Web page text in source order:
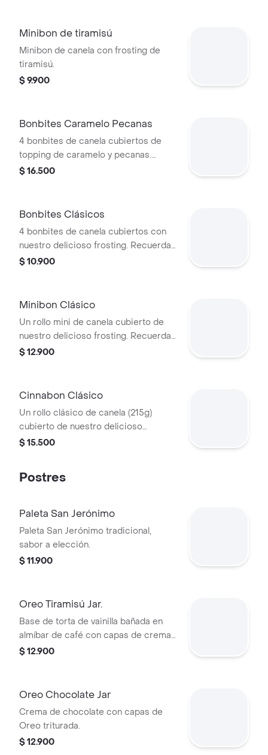
Minibon de tiramisú
Minibon de canela con frosting de
tiramisú.
$ 9.900
Bonbites Caramelo Pecanas
4 bonbites de canela cubiertos de
topping de caramelo y pecanas.
Recuerda calentarlos 10s en el
$ 16.500
Bonbites Clásicos
4 bonbites de canela cubiertos con
nuestro delicioso frosting. Recuerda
calentarlos 10s en el microondas.
$ 10.900
Minibon Clásico
Un rollo mini de canela cubierto de
nuestro delicioso frosting. Recuerda
calentarlo 20s en el microondas.
$ 12.900
Cinnabon Clásico
Un rollo clásico de canela (215g)
cubierto de nuestro delicioso
frosting. Recuerda calentarlo 30s en
$ 15.500
Postres
Paleta San Jerónimo
Paleta San Jerónimo tradicional,
sabor a elección.
$ 11.900
Oreo Tiramisú Jar.
Base de torta de vainilla bañada en
almíbar de café con capas de crema
y Oreo triturada.
$ 12.900
Oreo Chocolate Jar
Crema de chocolate con capas de
Oreo triturada.
$ 12.900